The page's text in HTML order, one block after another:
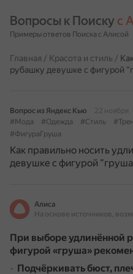
Вопросы к Поиску с
Примеры ответов Поиска с Алисой
Главная / Красота и стиль /
рубашку девушке с фигурой
Вопрос из Яндекс Кью
22 ноября
#Мода
#Одежда #Стиль
#ФигураГруша
Как правильно носить
девушке с фигурой
Алиса
При выборе удлинённой
фигурой «груша»
Подчёркивать бюст,